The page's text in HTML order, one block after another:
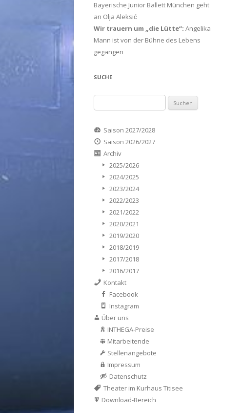
Bayerische Junior Ballett München geht
an Olja Aleksić
Wir trauern um „die Lütte“: Angelika
Mann ist von der Bühne des Lebens
gegangen
SUCHE
nach:
Saison 2027/2028
Saison 2026/2027
Archiv
2025/2026
2024/2025
2023/2024
2022/2023
2021/2022
2020/2021
2019/2020
2018/2019
2017/2018
2016/2017
Kontakt
Facebook
Instagram
Über uns
INTHEGA-Preise
Mitarbeitende
Stellenangebote
Impressum
Datenschutz
Theater im Kurhaus Titisee
Download-Bereich